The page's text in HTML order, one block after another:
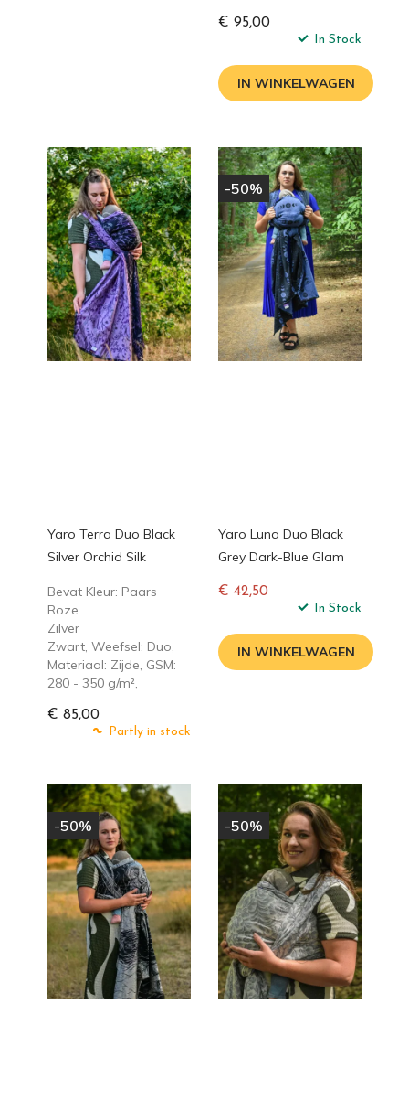
€ 95,00
In Stock
IN WINKELWAGEN
Yaro Terra Duo Black
Silver Orchid Silk
Bevat Kleur: Paars
Roze
Zilver
Zwart, Weefsel: Duo,
Materiaal: Zijde, GSM:
280 - 350 g/m²,
€ 85,00
Partly in stock
-50%
Yaro Luna Duo Black
Grey Dark-Blue Glam
€ 42,50
In Stock
IN WINKELWAGEN
-50% -50%